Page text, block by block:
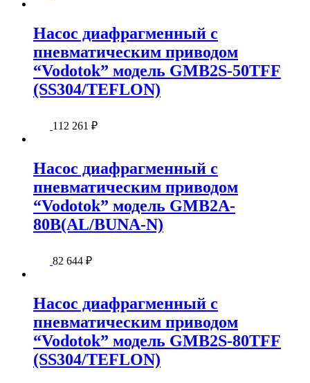
Насос диафрагменный с
пневматическим приводом
“Vodotok” модель GMB2S-50TFF
(SS304/TEFLON)
112 261 ₽
Насос диафрагменный с
пневматическим приводом
“Vodotok” модель GMB2A-
80B(AL/BUNA-N)
82 644 ₽
Насос диафрагменный с
пневматическим приводом
“Vodotok” модель GMB2S-80TFF
(SS304/TEFLON)